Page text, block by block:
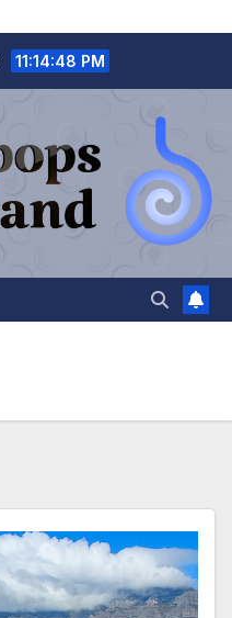
11:14:49 PM